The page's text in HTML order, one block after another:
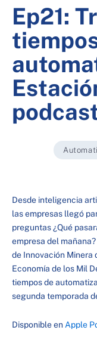
Ep21:
Desde inteligencia
las empresas llegó
preguntas ¿Qué
empresa del
de Innovación Minera
Economía de los Mil
tiempos de
segunda temporada
Disponible en Apple